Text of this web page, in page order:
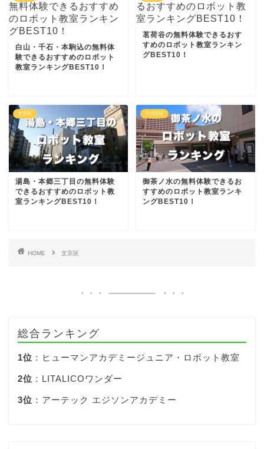
白山・千石・本駒込の無料体
験できるおすすめのロボット
教室ランキングBEST10！
茗荷谷の無料体験できるおす
すめのロボット教室ランキン
グBEST10！
文京区
湯島・本郷三丁目の無料体験
できるおすすめのロボット教
室ランキングBEST10！
千代田区
御茶ノ水の無料体験できるお
すすめのロボット教室ランキ
ングBEST10！
HOME 文京区
総合ランキング
1位 ：ヒューマンアカデミージュニア・ロボット教室
2位 ：LITALICOワンダー
3位 ：アーテック エジソンアカデミー